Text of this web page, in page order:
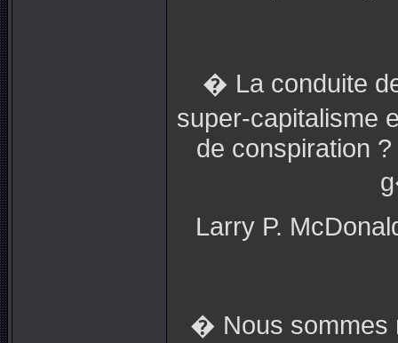
� La conduite
super-capitalisme
de conspiration
Larry P.
� Nous sommes